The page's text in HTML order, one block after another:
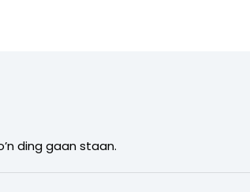
ding gaan staan.